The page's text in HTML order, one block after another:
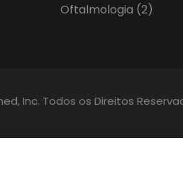
Oftalmologia (2)
Inc. Todos os Direitos